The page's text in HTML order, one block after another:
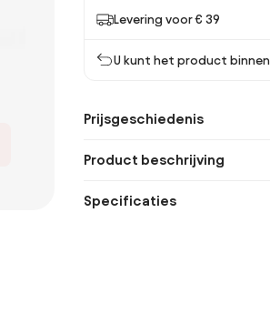
Levering voor € 39
U kunt het product
Prijsgeschiedenis
Product beschrijving
Specificaties